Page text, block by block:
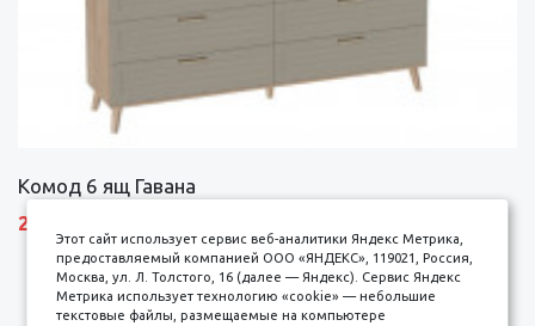
Комод 6 ящ Гавана
27690 р.
Этот сайт использует сервис веб-аналитики Яндекс Метрика,
предоставляемый компанией ООО «ЯНДЕКС», 119021, Россия,
Москва, ул. Л. Толстого, 16 (далее — Яндекс). Сервис Яндекс
Метрика использует технологию «cookie» — небольшие
текстовые файлы, размещаемые на компьютере